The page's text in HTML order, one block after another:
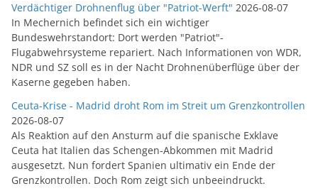
Verdächtiger Drohnenflug über "Patriot-Werft" 2026-08-07
In Mechernich befindet sich ein wichtiger
Bundeswehrstandort: Dort werden "Patriot"-
Flugabwehrsysteme repariert. Nach Informationen von WDR,
NDR und SZ soll es in der Nacht Drohnenüberflüge über der
Kaserne gegeben haben.
Ceuta-Krise - Madrid droht Rom im Streit um Grenzkontrollen
2026-08-07
Als Reaktion auf den Ansturm auf die spanische Exklave
Ceuta hat Italien das Schengen-Abkommen mit Madrid
ausgesetzt. Nun fordert Spanien ultimativ ein Ende der
Grenzkontrollen. Doch Rom zeigt sich unbeeindruckt.